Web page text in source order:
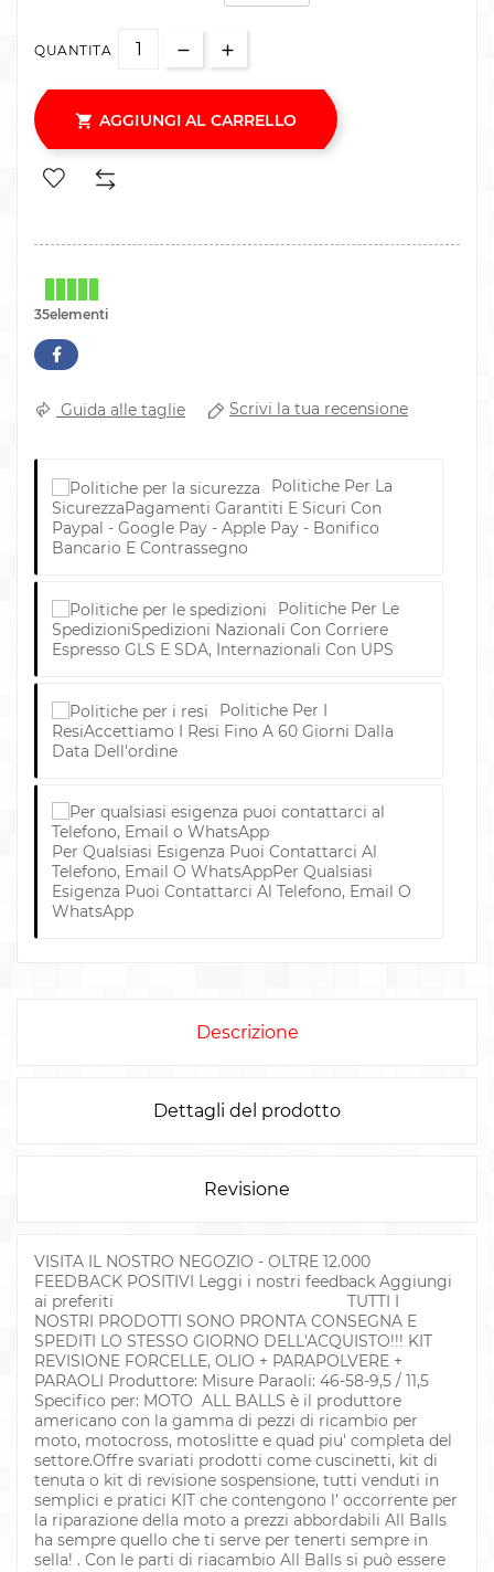
QUANTITA
 AGGIUNGI AL CARRELLO
35elementi
Guida alle taglie Scrivi la tua recensione
Politiche Per La
SicurezzaPagamenti Garantiti E Sicuri Con
Paypal - Google Pay - Apple Pay - Bonifico
Bancario E Contrassegno
Politiche Per Le
SpedizioniSpedizioni Nazionali Con Corriere
Espresso GLS E SDA, Internazionali Con UPS
Politiche Per I
ResiAccettiamo I Resi Fino A 60 Giorni Dalla
Data Dell'ordine
Per Qualsiasi Esigenza Puoi Contattarci Al
Telefono, Email O WhatsAppPer Qualsiasi
Esigenza Puoi Contattarci Al Telefono, Email O
WhatsApp
Descrizione
Dettagli del prodotto
Revisione
VISITA IL NOSTRO NEGOZIO - OLTRE 12.000
FEEDBACK POSITIVI Leggi i nostri feedback Aggiungi
ai preferiti TUTTI I
NOSTRI PRODOTTI SONO PRONTA CONSEGNA E
SPEDITI LO STESSO GIORNO DELL'ACQUISTO!!! KIT
REVISIONE FORCELLE, OLIO + PARAPOLVERE +
PARAOLI Produttore: Misure Paraoli: 46-58-9,5 / 11,5
Specifico per: MOTO ALL BALLS è il produttore
americano con la gamma di pezzi di ricambio per
moto, motocross, motoslitte e quad piu' completa del
settore.Offre svariati prodotti come cuscinetti, kit di
tenuta o kit di revisione sospensione, tutti venduti in
semplici e pratici KIT che contengono l' occorrente per
la riparazione della moto a prezzi abbordabili All Balls
ha sempre quello che ti serve per tenerti sempre in
sella! . Con le parti di riacambio All Balls si può essere